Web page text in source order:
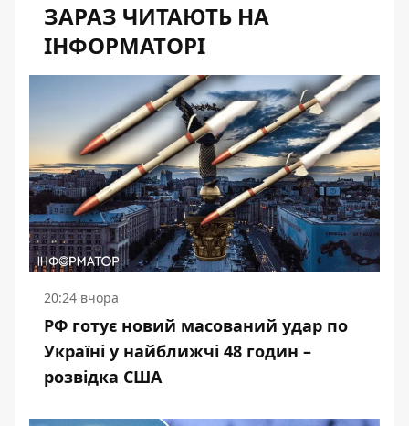
ЗАРАЗ ЧИТАЮТЬ НА
ІНФОРМАТОРІ
20:24 вчора
РФ готує новий масований удар по
Україні у найближчі 48 годин –
розвідка США